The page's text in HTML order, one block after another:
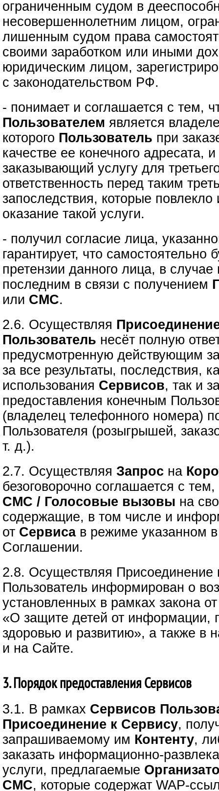
ограниченным судом в
несовершеннолетним лицом,
лишенным судом права
своими заработком или иными
юридическим лицом,
с законодательством РФ.
- понимает и соглашается с тем,
Пользователем является
которого Пользователь при
качестве ее конечного адресата,
заказывающий услугу для
ответственность перед таким
запоследствия, которые
оказание такой услуги.
- получил согласие лица,
гарантирует, что самостоятельно
претензии данного лица, в
последним в связи с получением
или СМС.
2.6. Осуществляя
Пользователь несёт полную
предусмотренную действующим
за все результаты, последствия,
использования Сервисов, так и
предоставления конечным
(владелец телефонного номера)
Пользователя (розыгрышей,
т. д.).
2.7. ОсуществляяЗапрос на
безоговорочно соглашается с
СМС / Голосовые вызовы на
содержащие, в том числе и
от Сервиса в режиме указанном
Соглашении.
2.8. Осуществляя Присоединение
Пользователь информирован о
установленных в рамках закона
«О защите детей от информации,
здоровью и развитию», а также в
и на Сайте.
3. Порядок предоставления Сервисов
3.1. В рамках Сервисов
Присоединение к Сервису,
запрашиваемому им Контенту,
заказать информационно-
услуги, предлагаемые
СМС, которые содержат WAP-